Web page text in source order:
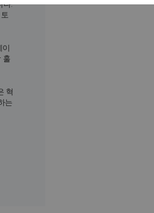
다.
훌
혁
는